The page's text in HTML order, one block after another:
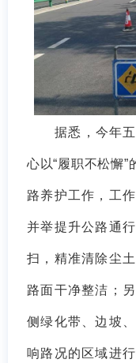
据悉，今年五
心以“履职不松懈
路养护工作，工
并举提升公路通
扫，精准清除尘
路面干净整洁；
侧绿化带、边坡
响路况的区域进